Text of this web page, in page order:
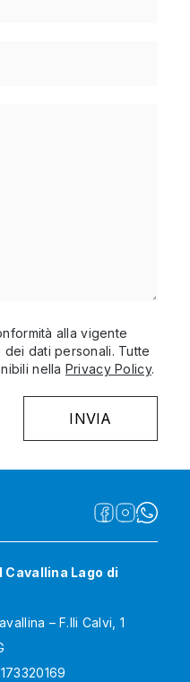
alla vigente
dati personali. Tutte
nella Privacy Policy.
Lago di
– F.lli Calvi, 1